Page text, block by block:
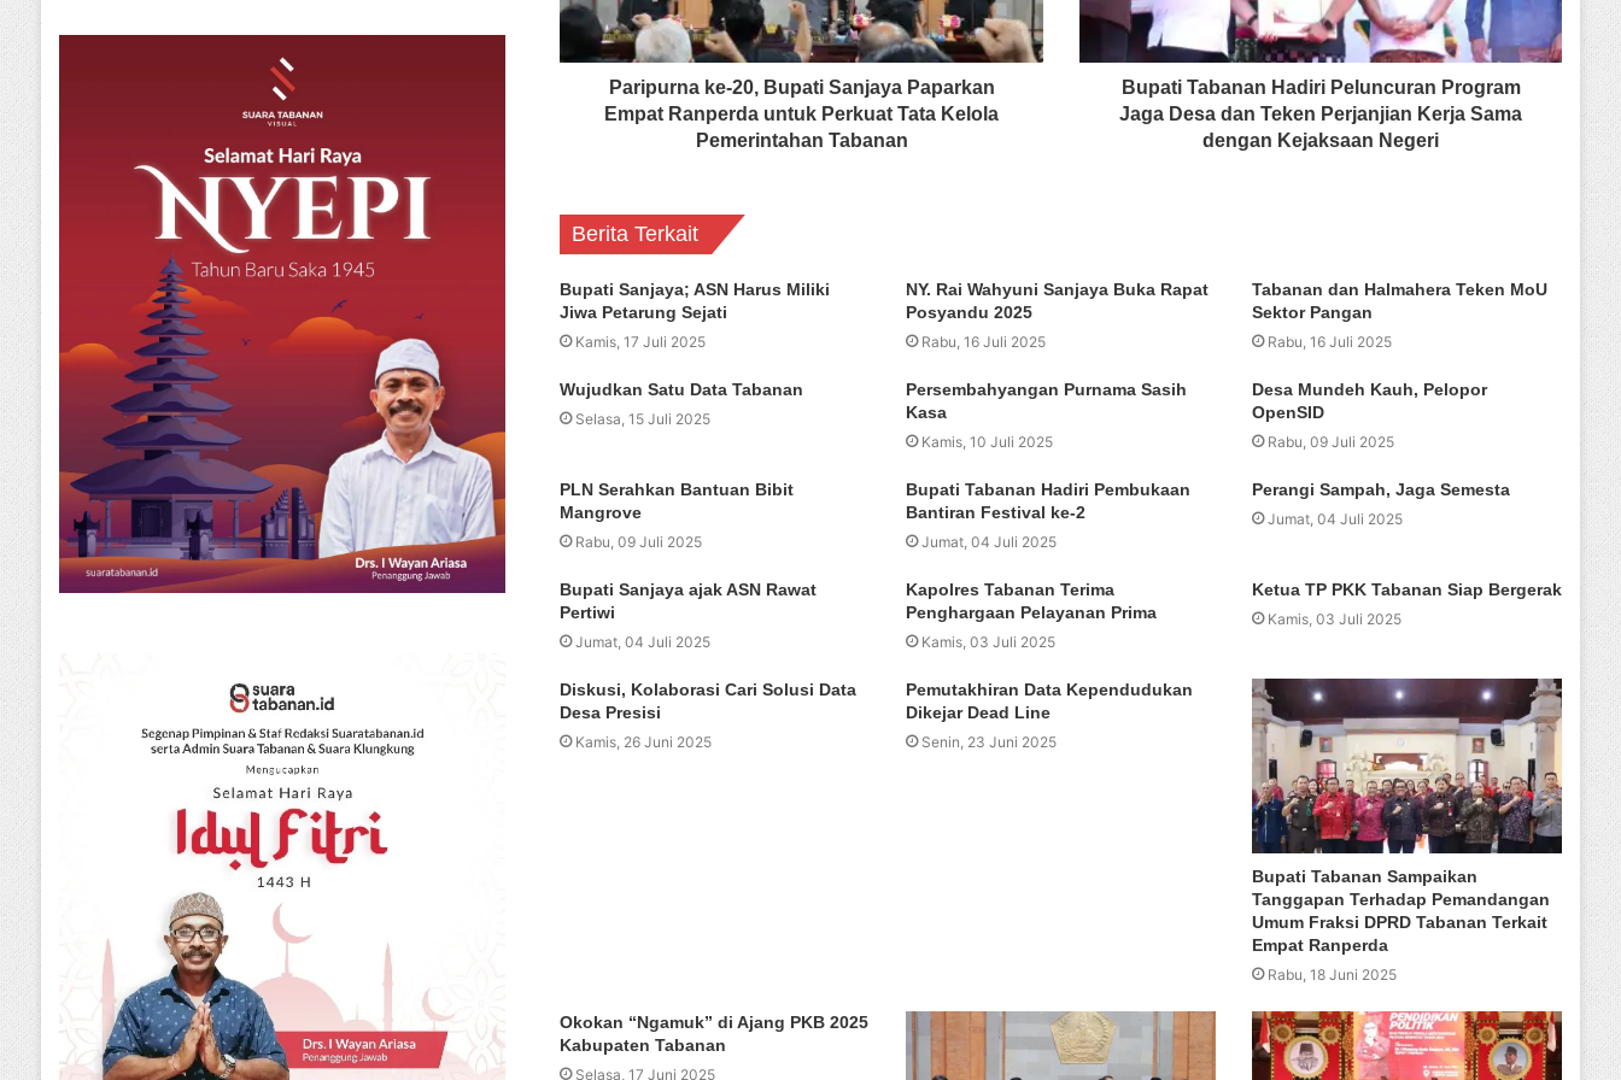
Paripurna ke-20, Bupati Sanjaya Paparkan
Empat Ranperda untuk Perkuat Tata Kelola
Pemerintahan Tabanan
Bupati Tabanan Hadiri Peluncuran Program
Jaga Desa dan Teken Perjanjian Kerja Sama
dengan Kejaksaan Negeri
Berita Terkait
Bupati Sanjaya; ASN Harus Miliki
Jiwa Petarung Sejati
Kamis, 17 Juli 2025
NY. Rai Wahyuni Sanjaya Buka Rapat
Posyandu 2025
Rabu, 16 Juli 2025
Tabanan dan Halmahera Teken MoU
Sektor Pangan
Rabu, 16 Juli 2025
Wujudkan Satu Data Tabanan
Selasa, 15 Juli 2025
Persembahyangan Purnama Sasih
Kasa
Kamis, 10 Juli 2025
Desa Mundeh Kauh, Pelopor
OpenSID
Rabu, 09 Juli 2025
PLN Serahkan Bantuan Bibit
Mangrove
Rabu, 09 Juli 2025
Bupati Tabanan Hadiri Pembukaan
Bantiran Festival ke-2
Jumat, 04 Juli 2025
Perangi Sampah, Jaga Semesta
Jumat, 04 Juli 2025
Bupati Sanjaya ajak ASN Rawat
Pertiwi
Jumat, 04 Juli 2025
Kapolres Tabanan Terima
Penghargaan Pelayanan Prima
Kamis, 03 Juli 2025
Ketua TP PKK Tabanan Siap Bergerak
Kamis, 03 Juli 2025
Diskusi, Kolaborasi Cari Solusi Data
Desa Presisi
Kamis, 26 Juni 2025
Pemutakhiran Data Kependudukan
Dikejar Dead Line
Senin, 23 Juni 2025
Bupati Tabanan Sampaikan
Tanggapan Terhadap Pemandangan
Umum Fraksi DPRD Tabanan Terkait
Empat Ranperda
Rabu, 18 Juni 2025
Okokan “Ngamuk” di Ajang PKB 2025
Kabupaten Tabanan
Selasa, 17 Juni 2025